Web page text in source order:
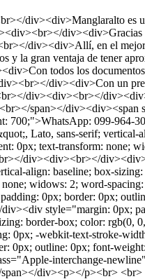
div><div>Manglaralto es
div><div>Gracias
div><div>Allí, en el
y la gran ventaja de tener
todos los documentos
div><div>Con un
div><div><br></
span></
700;">WhatsApp: 099-964-
Lato, sans-serif; vertical-
0px; text-transform: none;
div><div><br></
align: baseline; box-
widows: 2; word-
0px; border: 0px;
style="margin: 0px;
border-box; color: rgb(0,
0px; -webkit-text-stroke-
0px; outline: 0px; font-
interchange-
div><p></p><br> <br>